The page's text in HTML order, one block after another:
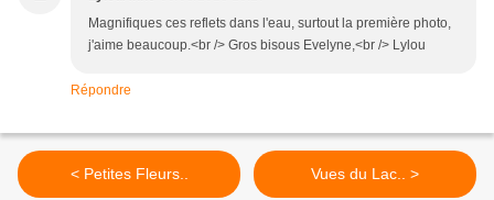
Magnifiques ces reflets dans l'eau, surtout la première photo,
j'aime beaucoup.<br /> Gros bisous Evelyne,<br /> Lylou
Répondre
< Petites Fleurs.. Vues du Lac.. >